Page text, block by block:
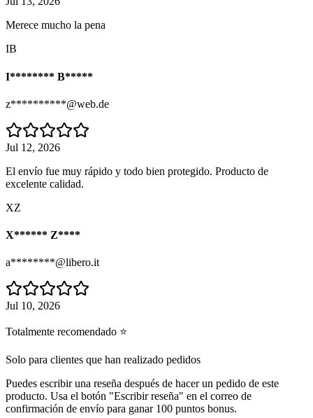
Merece mucho la pena
IB
I******** B*****
z**********@web.de
Jul 12, 2026
El envío fue muy rápido y todo bien protegido. Producto de
excelente calidad.
XZ
X****** Z****
a********@libero.it
Jul 10, 2026
Totalmente recomendado ⭐
Solo para clientes que han realizado pedidos
Puedes escribir una reseña después de hacer un pedido de este
producto. Usa el botón "Escribir reseña" en el correo de
confirmación de envío para ganar 100 puntos bonus.